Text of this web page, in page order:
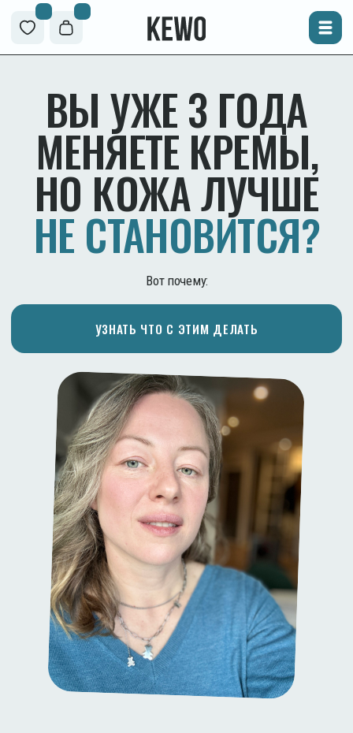
УЗНАТЬ ЧТО С ЭТИМ ДЕЛАТЬ
Доставка за 1 день напрямую со склада
Состав разработан дипломированным
химиком с опытом 2000+ формул
Без парабенов, силикона и SLS — ни в одном продукте
Большинство кремов увлажняют только пока нанесены.
Смыла — и кожа снова тянет. KEWO работает иначе: состав
без компромиссов, активы с клинически доказанной
эффективностью, результат, который не исчезает вечером
Вот почему:
МЕНЯЕТЕ КРЕМЫ,
НО КОЖА ЛУЧШЕ
НЕ СТАНОВИТСЯ?